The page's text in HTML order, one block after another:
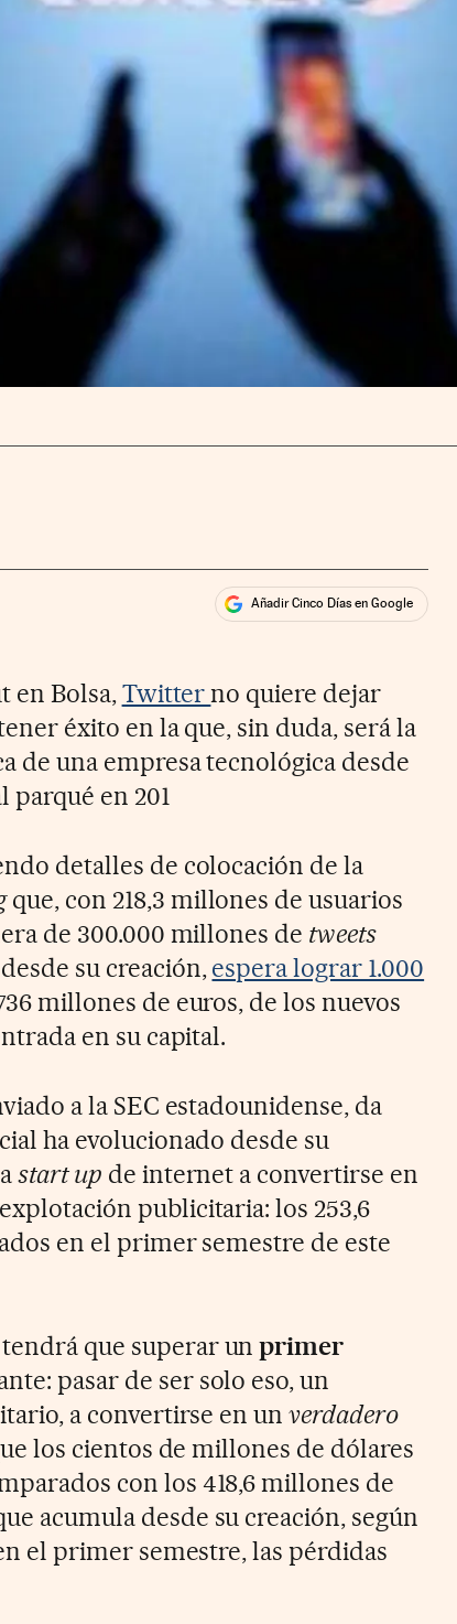
Añadir Cinco Días en Google
en Bolsa, Twitterno quiere dejar
éxito en la que, sin duda, será la
de una empresa tecnológica desde
parqué en 201
detalles de colocación de la
que, con 218,3 millones de usuarios
de 300.000 millones de tweets
su creación, espera lograr 1.000
millones de euros, de los nuevos
en su capital.
a la SEC estadounidense, da
ha evolucionado desde su
start up de internet a convertirse en
publicitaria: los 253,6
en el primer semestre de este
que superar unprimer
pasar de ser solo eso, un
a convertirse en unverdadero
los cientos de millones de dólares
con los 418,6 millones de
acumula desde su creación, según
el primer semestre, las pérdidas